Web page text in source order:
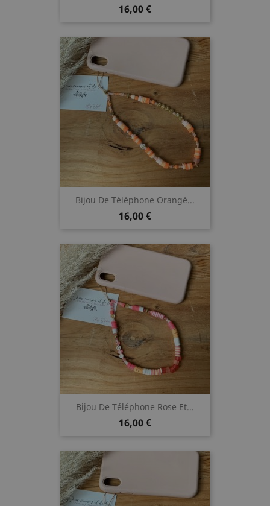
Prix
16,00 €
Bijou De Téléphone Orangé...
Prix
16,00 €
Bijou De Téléphone Rose Et...
Prix
16,00 €